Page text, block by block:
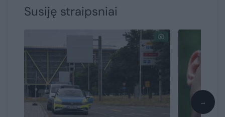
Susiję straipsniai
→